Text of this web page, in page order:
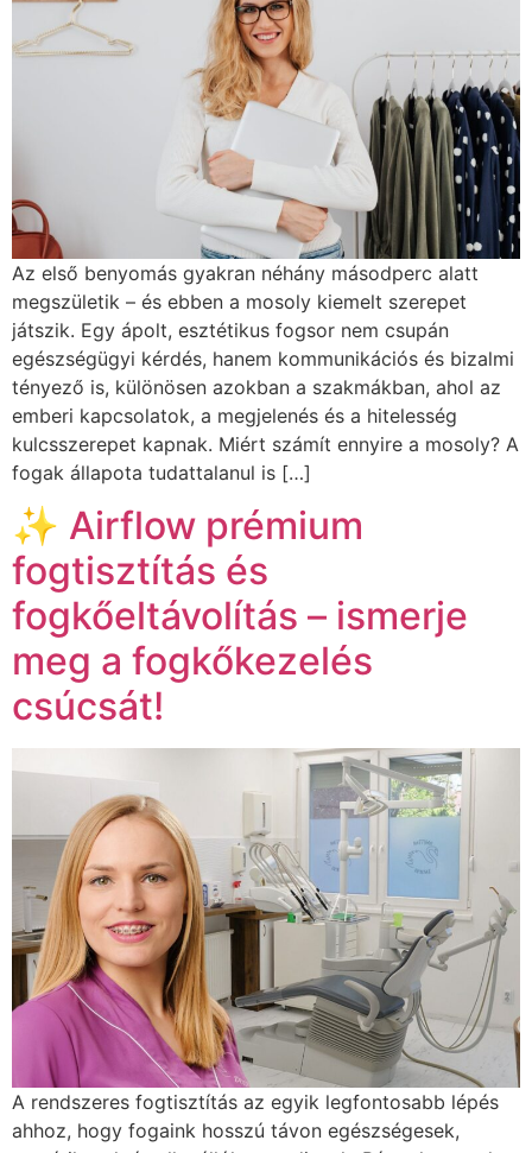
Az első benyomás gyakran néhány másodperc alatt
megszületik – és ebben a mosoly kiemelt szerepet
játszik. Egy ápolt, esztétikus fogsor nem csupán
egészségügyi kérdés, hanem kommunikációs és bizalmi
tényező is, különösen azokban a szakmákban, ahol az
emberi kapcsolatok, a megjelenés és a hitelesség
kulcsszerepet kapnak. Miért számít ennyire a mosoly? A
fogak állapota tudattalanul is […]
✨ Airflow prémium
fogtisztítás és
fogkőeltávolítás – ismerje
meg a fogkőkezelés
csúcsát!
A rendszeres fogtisztítás az egyik legfontosabb lépés
ahhoz, hogy fogaink hosszú távon egészségesek,